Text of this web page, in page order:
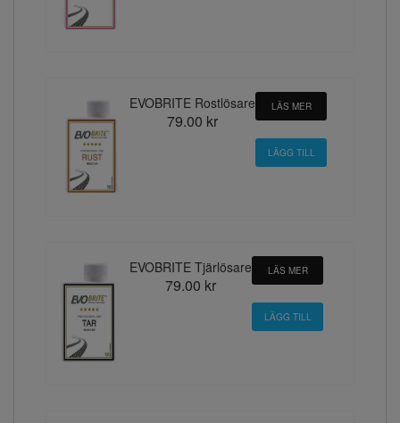
EVOBRITE Rostlösare
79.00 kr
LÄS MER
EVOBRITE Tjärlösare
79.00 kr
LÄS MER